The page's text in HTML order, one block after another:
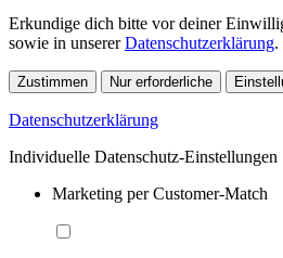
Erkundige dich bitte vor deiner
sowie in unsererDatenschutzerklärung.
Zustimmen Nur erforderliche
Datenschutzerklärung
Individuelle Datenschutz-Einstellungen
Marketing per Customer-Match